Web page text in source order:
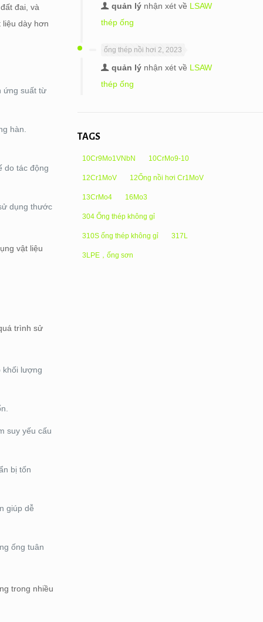
đai, và
liệu dày hơn
suất từ
hàn.
do tác động
dụng thước
vật liệu
trình sử
khối lượng
suy yếu cấu
bị tốn
giúp dễ
ống tuân
trong nhiều
quản lýnhận xét về LSAW
thép ống
ống thép nồi hơi 2, 2023
quản lýnhận xét về LSAW
thép ống
TAGS
10Cr9Mo1VNbN 10CrMo9-10
12Cr1MoV 12Ống nồi hơi Cr1MoV
13CrMo4 16Mo3
304 Ống thép không gỉ
310S ống thép không gỉ 317L
3LPE，ống sơn